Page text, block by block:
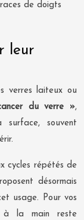
de doigts
leur
verres laiteux ou
du verre »,
surface, souvent
cycles répétés de
désormais
usage. Pour vos
à la main reste